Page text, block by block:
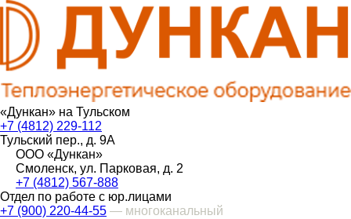
«Дункан» на Тульском
+7 (4812) 229-112
Тульский пер., д. 9А
ООО «Дункан»
Смоленск, ул. Парковая, д. 2
+7 (4812) 567-888
Отдел по работе с юр.лицами
+7 (900) 220-44-55 — многоканальный